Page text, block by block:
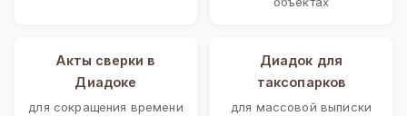
Акты сверки в
Диадоке
для сокращения времени
Диадок для
таксопарков
для массовой выписки